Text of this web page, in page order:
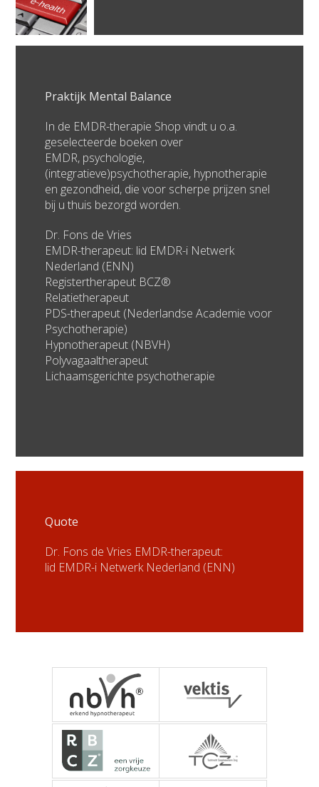
Praktijk Mental Balance
In de EMDR-therapie Shop vindt u o.a.
geselecteerde boeken over
EMDR, psychologie,
(integratieve)psychotherapie, hypnotherapie
en gezondheid, die voor scherpe prijzen snel
bij u thuis bezorgd worden.
Dr. Fons de Vries
EMDR-therapeut: lid EMDR-i Netwerk
Nederland (ENN)
Registertherapeut BCZ®
Relatietherapeut
PDS-therapeut (Nederlandse Academie voor
Psychotherapie)
Hypnotherapeut (NBVH)
Polyvagaaltherapeut
Lichaamsgerichte psychotherapie
Quote
Dr. Fons de Vries EMDR-therapeut:
lid EMDR-i Netwerk Nederland (ENN)
NBVH - Nederlandse